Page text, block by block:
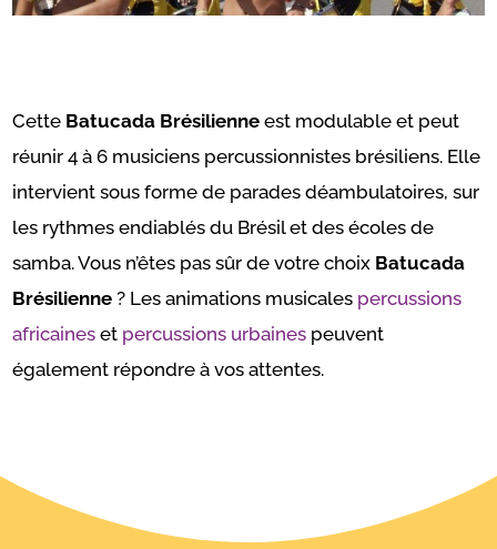
Cette Batucada Brésilienneest modulable et peut
réunir 4 à 6 musiciens percussionnistes brésiliens. Elle
intervient sous forme de parades déambulatoires, sur
les rythmes endiablés du Brésil et des écoles de
samba. Vous n’êtes pas sûr de votre choix Batucada
Brésilienne ? Les animations musicales percussions
africaines et percussions urbaines peuvent
également répondre à vos attentes.